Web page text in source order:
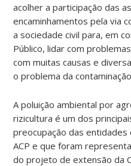
acolher a participação das
encaminhamentos pela via
a sociedade civil para, em
Público, lidar com
com muitas causas e
o problema da
A poluição ambiental por
rizicultura é um dos
preocupação das entidades
ACP e que foram
do projeto de extensão da